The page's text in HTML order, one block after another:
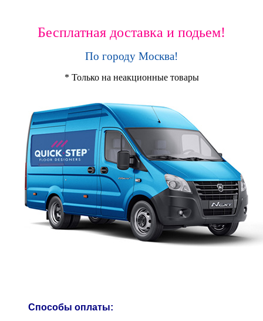
Бесплатная доставка и подьем!
По городу Москва!
* Только на неакционные товары
Способы оплаты: